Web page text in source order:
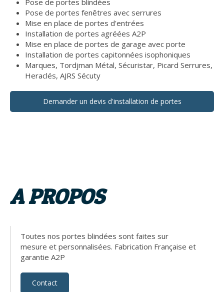
Pose de portes blindées
Pose de portes fenêtres avec serrures
Mise en place de portes d'entrées
Installation de portes agréées A2P
Mise en place de portes de garage avec porte
Installation de portes capitonnées isophoniques
Marques, Tordjman Métal, Sécuristar, Picard Serrures,
Heraclés, AJRS Sécuty
Demander un devis d'installation de portes
A PROPOS
Toutes nos portes blindées sont faites sur
mesure et personnalisées. Fabrication Française et
garantie A2P
Contact